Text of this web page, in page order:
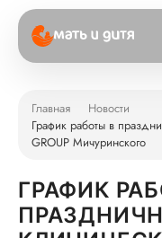
Главная
Новости
График работы в
GROUP Мичуринского
ГРАФИК